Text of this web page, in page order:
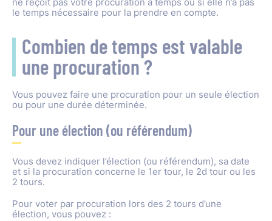
ne reçoit pas votre procuration à temps ou si elle n’a pas
le temps nécessaire pour la prendre en compte.
Combien de temps est valable
une procuration ?
Vous pouvez faire une procuration pour un seule élection
ou pour une durée déterminée.
Pour une élection (ou référendum)
Vous devez indiquer l’élection (ou référendum), sa date
et si la procuration concerne le 1er tour, le 2d tour ou les
2 tours.
Pour voter par procuration lors des 2 tours d’une
élection, vous pouvez :